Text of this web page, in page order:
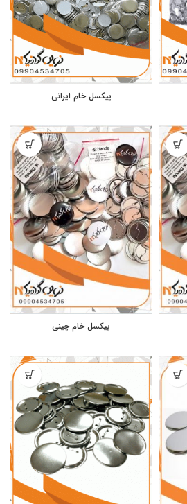
پیکسل خام ایرانی
پیکسل خام چینی